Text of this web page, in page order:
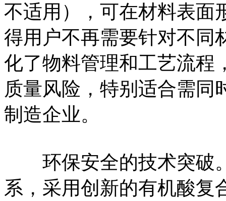
不适用），可在材料表面
得用户不再需要针对不同
化了物料管理和工艺流程
质量风险，特别适合需同
制造企业。
环保安全的技术突破。
系，采用创新的有机酸复